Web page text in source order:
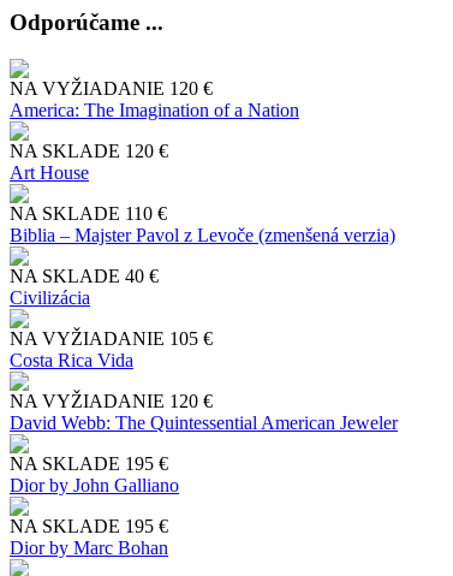
Odporúčame ...
NA VYŽIADANIE 120 €
America: The Imagination of a Nation
NA SKLADE 120 €
Art House
NA SKLADE 110 €
Biblia – Majster Pavol z Levoče (zmenšená verzia)
NA SKLADE 40 €
Civilizácia
NA VYŽIADANIE 105 €
Costa Rica Vida
NA VYŽIADANIE 120 €
David Webb: The Quintessential American Jeweler
NA SKLADE 195 €
Dior by John Galliano
NA SKLADE 195 €
Dior by Marc Bohan